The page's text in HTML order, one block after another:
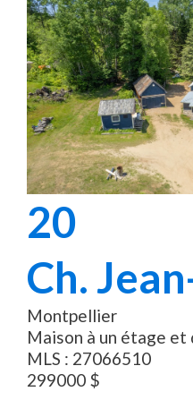
20
Ch.
Montpellier
Maison à un étage et
MLS : 27066510
299000 $